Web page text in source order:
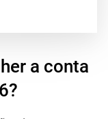
a conta